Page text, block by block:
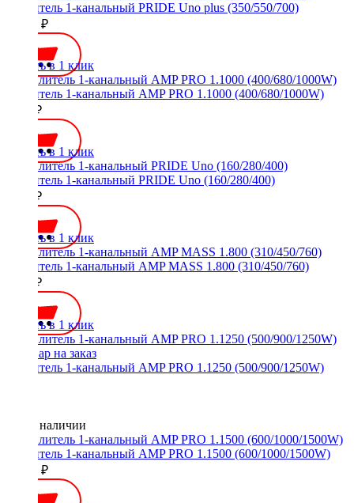
Усилитель 1-канальный PRIDE Uno plus (350/550/700)
10990 ₽
Купить в 1 клик
Усилитель 1-канальный AMP PRO 1.1000 (400/680/1000W)
9500 ₽
Купить в 1 клик
Усилитель 1-канальный PRIDE Uno (160/280/400)
9200 ₽
Купить в 1 клик
Усилитель 1-канальный AMP MASS 1.800 (310/450/760)
6600 ₽
Купить в 1 клик
Усилитель 1-канальный AMP PRO 1.1250 (500/900/1250W)
Нет в наличии
Усилитель 1-канальный AMP PRO 1.1500 (600/1000/1500W)
12990 ₽